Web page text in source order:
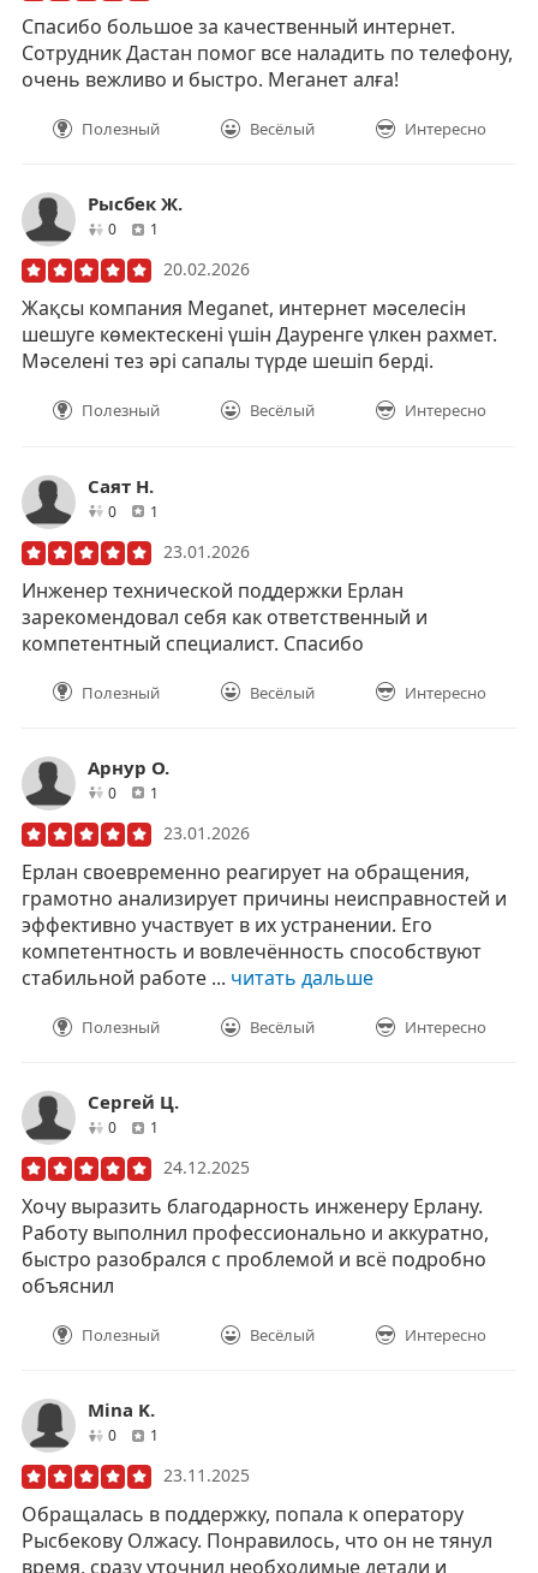
Спасибо большое за качественный интернет.
Сотрудник Дастан помог все наладить по телефону,
очень вежливо и быстро. Меганет алға!
Полезный Весёлый Интересно
Рысбек Ж.
0друзей1
20.02.2026
Жақсы компания Meganet, интернет мәселесін
шешуге көмектескені үшін Дауренге үлкен рахмет.
Мәселені тез әрі сапалы түрде шешіп берді.
Полезный Весёлый Интересно
Саят Н.
0друзей1
23.01.2026
Инженер технической поддержки Ерлан
зарекомендовал себя как ответственный и
компетентный специалист. Спасибо
Полезный Весёлый Интересно
Арнур О.
0друзей1
23.01.2026
Ерлан своевременно реагирует на обращения,
грамотно анализирует причины неисправностей и
эффективно участвует в их устранении. Его
компетентность и вовлечённость способствуют
стабильной работе ... читать дальше
Полезный Весёлый Интересно
Сергей Ц.
0друзей1
24.12.2025
Хочу выразить благодарность инженеру Ерлану.
Работу выполнил профессионально и аккуратно,
быстро разобрался с проблемой и всё подробно
объяснил
Полезный Весёлый Интересно
Mina K.
0друзей1
23.11.2025
Обращалась в поддержку, попала к оператору
Рысбекову Олжасу. Понравилось, что он не тянул
время, сразу уточнил необходимые детали и